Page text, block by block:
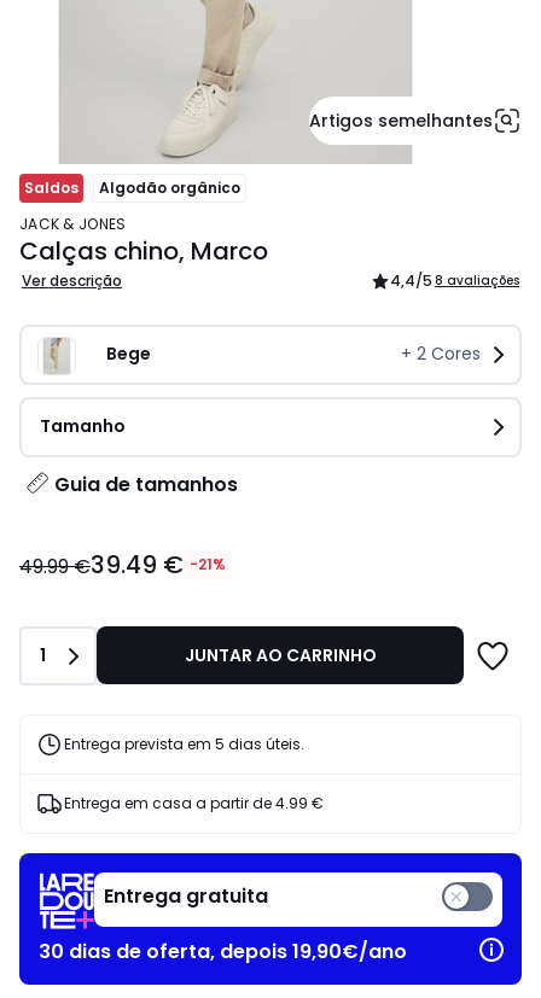
Artigos semelhantes
Saldos
Algodão orgânico
JACK & JONES
Calças chino, Marco
Ver descrição 4,4/5 8 avaliações
Bege + 2 Cores
Tamanho
Guia de tamanhos
€
49.99
€
de
desconto
49.99 €39.49 € -21%
Quantidade
1 JUNTAR AO CARRINHO
Entrega prevista em 5 dias úteis.
Entrega em casa a partir de4.99 €
Entrega gratuita
30 dias de oferta, depois 19,90€/ano